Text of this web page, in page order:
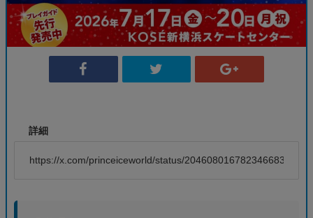
詳細
https://x.com/princeiceworld/status/2046080167823466831